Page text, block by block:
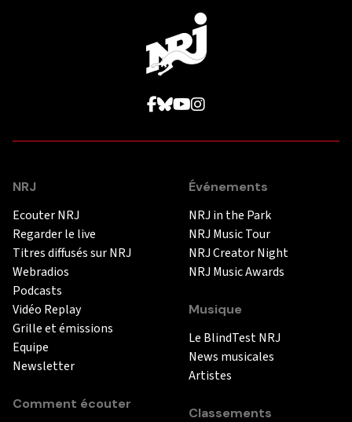
NRJ
Ecouter NRJ
Regarder le live
Titres diffusés sur NRJ
Webradios
Podcasts
Vidéo Replay
Grille et émissions
Equipe
Newsletter
Comment écouter
Événements
NRJ in the Park
NRJ Music Tour
NRJ Creator Night
NRJ Music Awards
Musique
Le BlindTest NRJ
News musicales
Artistes
Classements